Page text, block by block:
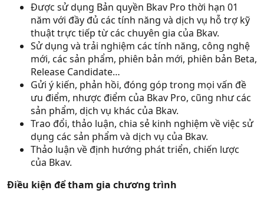
Được sử dụng Bản quyền Bkav Pro thời hạn 01
năm với đầy đủ các tính năng và dịch vụ hỗ trợ kỹ
thuật trực tiếp từ các chuyên gia của Bkav.
Sử dụng và trải nghiệm các tính năng, công nghệ
mới, các sản phẩm, phiên bản mới, phiên bản Beta,
Release Candidate…
Gửi ý kiến, phản hồi, đóng góp trong mọi vấn đề
ưu điểm, nhược điểm của Bkav Pro, cũng như các
sản phẩm, dịch vụ khác của Bkav.
Trao đổi, thảo luận, chia sẻ kinh nghiệm về việc sử
dụng các sản phẩm và dịch vụ của Bkav.
Thảo luận về định hướng phát triển, chiến lược
của Bkav.
Điều kiện để tham gia chương trình